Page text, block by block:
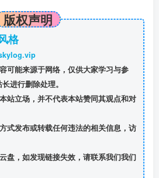
版权声明
格
可能来源于网络，仅供大家学习与参
进行删除处理。
站立场，并不代表本站赞同其观点和对
式发布或转载任何违法的相关信息，访
盘，如发现链接失效，请联系我们我们